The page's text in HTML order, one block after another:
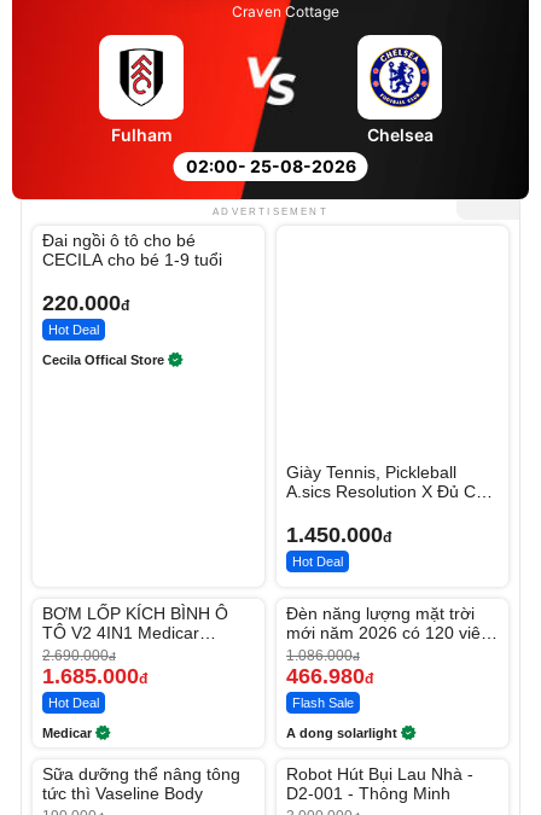
Craven Cottage
02:00- 25-08-2026
Fulham Chelsea
ADVERTISEMENT
Player
is
loading.
Đai ngồi ô tô cho bé
CECILA cho bé 1-9 tuổi
220.000đ
Hot Deal
Cecila Offical Store
Giày Tennis, Pickleball
A.sics Resolution X Đủ Các
1.450.000đ
Hot Deal
-37%
Player
is
loading.
BƠM LỐP KÍCH BÌNH Ô
TÔ V2 4IN1 Medicar
12.000mAh
2.690.000đ
1.685.000đ
Hot Deal
Medicar
-56%
Player
is
loading.
Đèn năng lượng mặt trời
mới năm 2026 có 120 viên
LED lớn
1.086.000đ
466.980đ
Flash Sale
A dong solarlight
-27%
Video
Player
is
loading.
Sữa dưỡng thể nâng tông
tức thì Vaseline Body
-26%
Player
is
loading.
Robot Hút Bụi Lau Nhà -
D2-001 - Thông Minh